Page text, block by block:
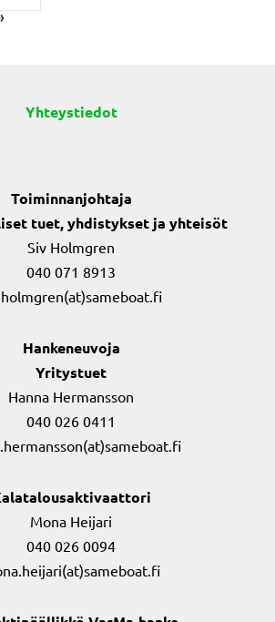
Yhteystiedot
Toiminnanjohtaja
tuet, yhdistykset ja yhteisöt
Siv Holmgren
040 071 8913
Hankeneuvoja
Yritystuet
Hanna Hermansson
040 026 0411
Mona Heijari
040 026 0094